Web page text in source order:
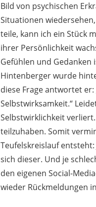
Bild von psychischen
Situationen
teile, kann ich ein Stück
ihrer Persönlichkeit
Gefühlen und Gedanken
Hintenberger wurde
diese Frage antwortet
Selbstwirksamkeit.“
Selbstwirklichkeit
teilzuhaben. Somit
Teufelskreislauf
sich dieser. Und je
den eigenen Social-
wieder Rückmeldungen